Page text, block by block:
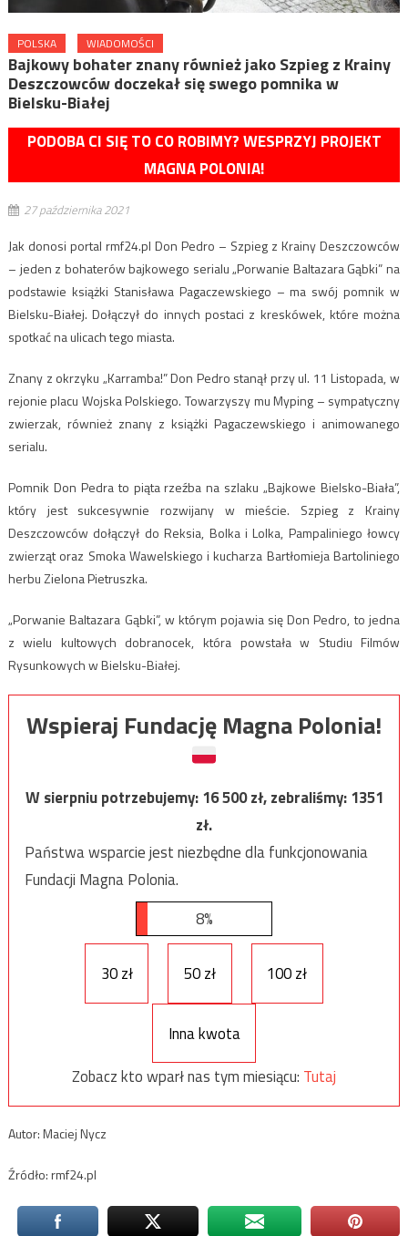
POLSKA WIADOMOŚCI
Bajkowy bohater znany również jako Szpieg z Krainy
Deszczowców doczekał się swego pomnika w
Bielsku-Białej
PODOBA CI SIĘ TO CO ROBIMY? WESPRZYJ PROJEKT
MAGNA POLONIA!
27 października 2021
Jak donosi portal rmf24.pl Don Pedro – Szpieg z Krainy Deszczowców
– jeden z bohaterów bajkowego serialu „Porwanie Baltazara Gąbki” na
podstawie książki Stanisława Pagaczewskiego – ma swój pomnik w
Bielsku-Białej. Dołączył do innych postaci z kreskówek, które można
spotkać na ulicach tego miasta.
Znany z okrzyku „Karramba!” Don Pedro stanął przy ul. 11 Listopada, w
rejonie placu Wojska Polskiego. Towarzyszy mu Myping – sympatyczny
zwierzak, również znany z książki Pagaczewskiego i animowanego
serialu.
Pomnik Don Pedra to piąta rzeźba na szlaku „Bajkowe Bielsko-Biała”,
który jest sukcesywnie rozwijany w mieście. Szpieg z Krainy
Deszczowców dołączył do Reksia, Bolka i Lolka, Pampaliniego łowcy
zwierząt oraz Smoka Wawelskiego i kucharza Bartłomieja Bartoliniego
herbu Zielona Pietruszka.
„Porwanie Baltazara Gąbki”, w którym pojawia się Don Pedro, to jedna
z wielu kultowych dobranocek, która powstała w Studiu Filmów
Rysunkowych w Bielsku-Białej.
Wspieraj Fundację Magna Polonia!
W sierpniu potrzebujemy:16 500zł, zebraliśmy:1351
zł.
Państwa wsparcie jest niezbędne dla funkcjonowania
Fundacji Magna Polonia.
8%
30 zł 50 zł 100 zł
Inna kwota
Zobacz kto wparł nas tym miesiącu: Tutaj
Autor: Maciej Nycz
Źródło: rmf24.pl